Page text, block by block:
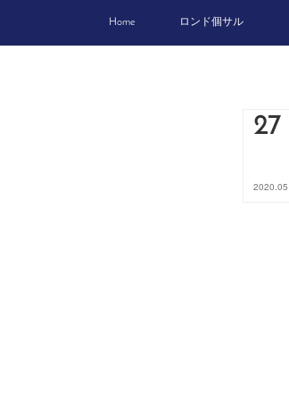
Home ロンド個サル
27
2020.05